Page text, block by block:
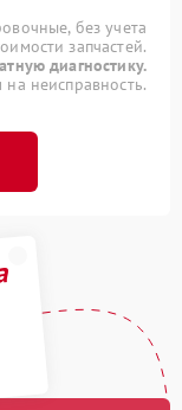
без учета
запчастей.
диагностику.
неисправность.